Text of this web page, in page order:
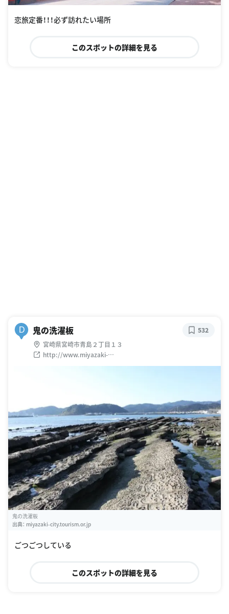
恋旅定番！！！必ず訪れたい場所
このスポットの詳細を見る
D 鬼の洗濯板
宮崎県宮崎市青島２丁目１３
http://www.miyazaki-
city.tourism.or.jp/tourism/spot/11.html
532
鬼の洗濯板
出典： miyazaki-city.tourism.or.jp
ごつごつしている
このスポットの詳細を見る